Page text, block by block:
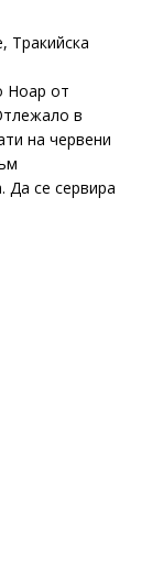
Тракийска
Ноар от
в
на червени
Да се сервира